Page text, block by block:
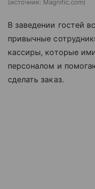
источник: Magnific.com
В заведении гостей
привычные
кассиры, которые
персоналом и
сделать заказ.